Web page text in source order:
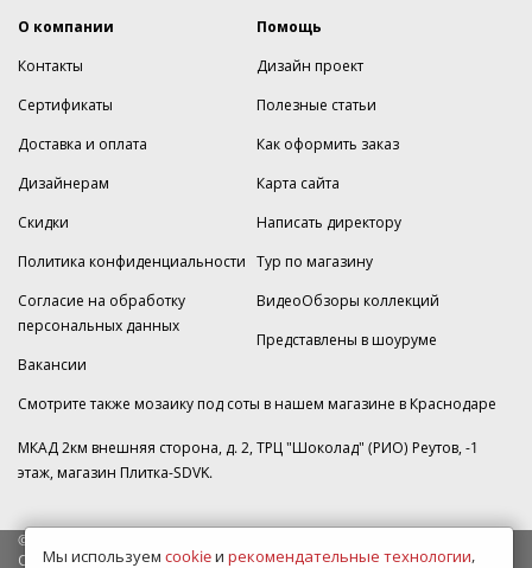
О компании
Контакты
Сертификаты
Доставка и оплата
Дизайнерам
Скидки
Политика конфиденциальности
Согласие на обработку
персональных данных
Вакансии
Помощь
Дизайн проект
Полезные статьи
Как оформить заказ
Карта сайта
Написать директору
Тур по магазину
ВидеоОбзоры коллекций
Представлены в шоуруме
Смотрите также мозаику под соты в нашем магазине в Краснодаре
МКАД 2км внешняя сторона, д. 2, ТРЦ "Шоколад" (РИО) Реутов, -1
этаж, магазин Плитка-SDVK.
© 2009—2026 г. Все права защищены
Обращаем Ваше внимание на то, что данный интернет-сайт носит
Мы используем cookieи рекомендательные технологии,